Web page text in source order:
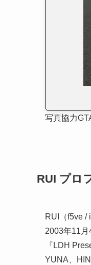
写真協力
RUI プロ
RUI（f5ve /
2003年11月
『LDH
YUNA、